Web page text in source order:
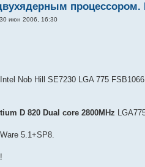
процессором.
июн 2006, 16:30
Nob Hill SE7230 LGA 775
D 820 Dual core 2800MHz
5.1+SP8.